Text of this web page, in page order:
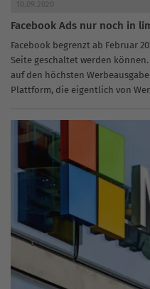
10.09.2020
Facebook Ads nur noch in
Facebook begrenzt ab Februar
Seite geschaltet werden
auf den höchsten
Plattform, die eigentlich von